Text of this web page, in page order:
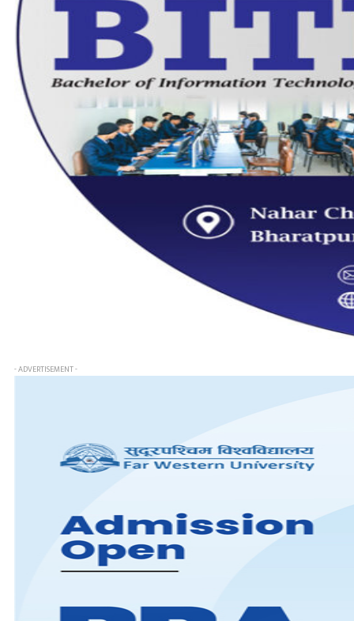
- ADVERTISEMENT -